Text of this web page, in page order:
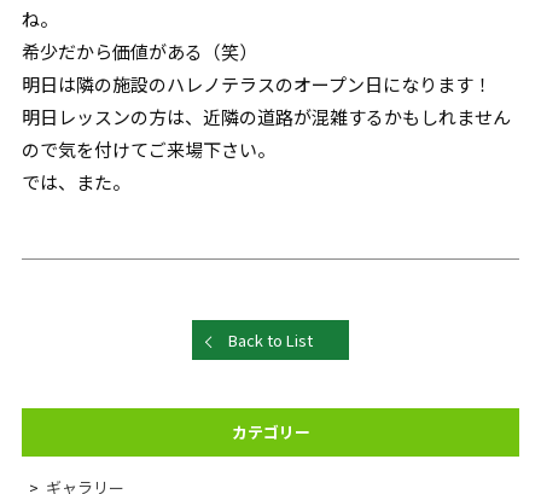
ね。
希少だから価値がある（笑）
明日は隣の施設のハレノテラスのオープン日になります！
明日レッスンの方は、近隣の道路が混雑するかもしれません
ので気を付けてご来場下さい。
では、また。
Back to List
カテゴリー
ギャラリー